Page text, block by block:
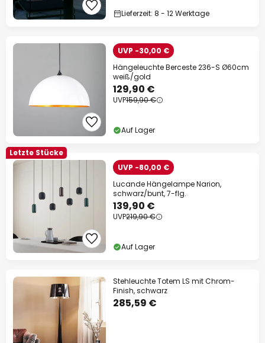
Lieferzeit: 8 - 12 Werktage
UVP -30,00 €
Hängeleuchte Berceste 236-S Ø60cm
weiß/gold
129,90 €
UVP159,90 €
Auf Lager
Letzte Stücke
UVP -80,00 €
Lucande Hängelampe Narion,
schwarz/bunt, 7-flg.
139,90 €
UVP219,90 €
Auf Lager
Stehleuchte Totem LS mit Chrom-
Finish, schwarz
285,59 €